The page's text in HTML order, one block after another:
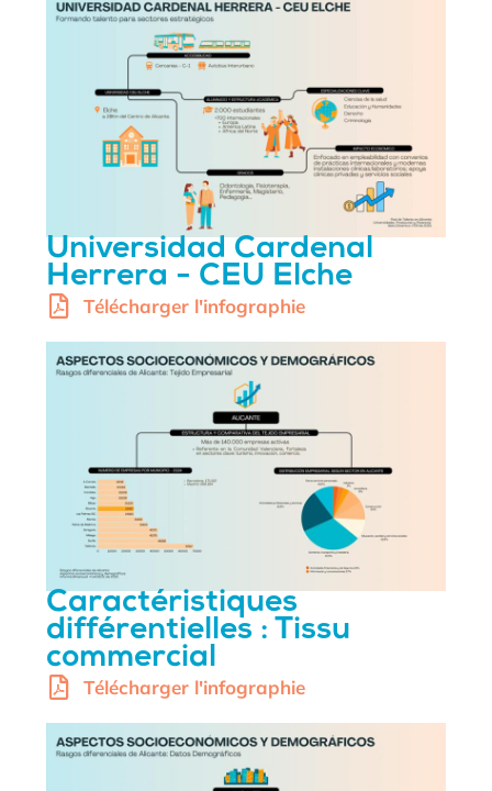
Universidad Cardenal
Herrera - CEU Elche
Télécharger l'infographie
Caractéristiques
différentielles : Tissu
commercial
Télécharger l'infographie